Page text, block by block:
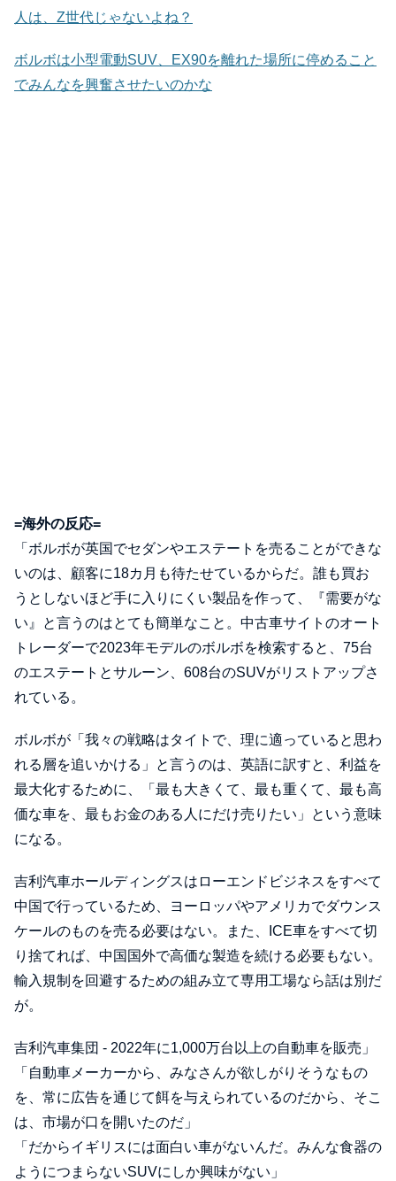
人は、Z世代じゃないよね？
ボルボは小型電動SUV、EX90を離れた場所に停めること
でみんなを興奮させたいのかな
=海外の反応=
「ボルボが英国でセダンやエステートを売ることができな
いのは、顧客に18カ月も待たせているからだ。誰も買お
うとしないほど手に入りにくい製品を作って、『需要がな
い』と言うのはとても簡単なこと。中古車サイトのオート
トレーダーで2023年モデルのボルボを検索すると、75台
のエステートとサルーン、608台のSUVがリストアップさ
れている。
ボルボが「我々の戦略はタイトで、理に適っていると思わ
れる層を追いかける」と言うのは、英語に訳すと、利益を
最大化するために、「最も大きくて、最も重くて、最も高
価な車を、最もお金のある人にだけ売りたい」という意味
になる。
吉利汽車ホールディングスはローエンドビジネスをすべて
中国で行っているため、ヨーロッパやアメリカでダウンス
ケールのものを売る必要はない。また、ICE車をすべて切
り捨てれば、中国国外で高価な製造を続ける必要もない。
輸入規制を回避するための組み立て専用工場なら話は別だ
が。
吉利汽車集団 - 2022年に1,000万台以上の自動車を販売」
「自動車メーカーから、みなさんが欲しがりそうなもの
を、常に広告を通じて餌を与えられているのだから、そこ
は、市場が口を開いたのだ」
「だからイギリスには面白い車がないんだ。みんな食器の
ようにつまらないSUVにしか興味がない」